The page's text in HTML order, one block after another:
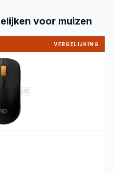
voor muizen
VERGELIJKING